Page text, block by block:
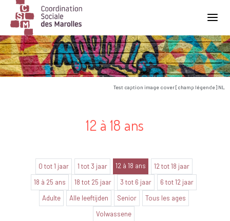
Main Navigation
Test caption image cover [champ légende] NL
12 à 18 ans
0 tot 1 jaar 1 tot 3 jaar 12 à 18 ans
12 tot 18 jaar
18 à 25 ans
18 tot 25 jaar 3 tot 6 jaar
6 tot 12 jaar
Adulte
Alle leeftijden Senior
Tous les ages
Volwassene